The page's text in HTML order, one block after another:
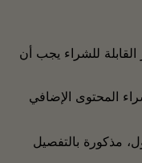
للشراء يجب أن
المحتوى الإضافي
مذكورة بالتفصيل